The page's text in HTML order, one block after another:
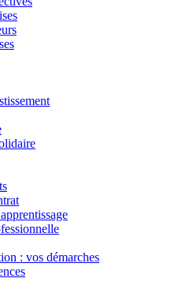
: vos démarches